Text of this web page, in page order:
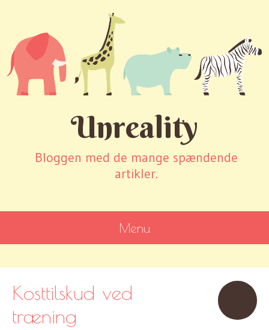
Unreality
Bloggen med de mange spændende
artikler.
Menu
CONTENT
Kosttilskud ved
træning